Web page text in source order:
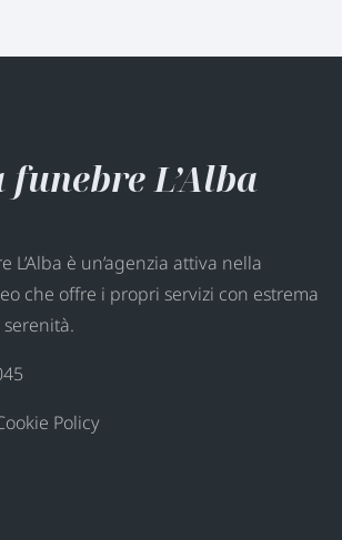
L’Alba
L’Alba è un’agenzia attiva nella
che offre i propri servizi con estrema
Policy